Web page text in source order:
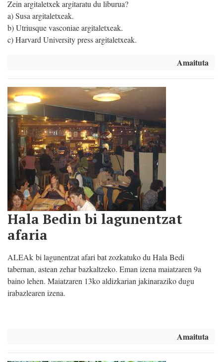
Zein argitaletxek argitaratu du liburua?
a) Susa argitaletxeak.
b) Utriusque vasconiae argitaletxeak.
c) Harvard University press argitaletxeak.
Amaituta
Hala Bedin bi lagunentzat
afaria
ALEAk bi lagunentzatafari bat zozkatuko duHala Bedi
tabernan, astean zehar bazkaltzeko. Eman izenamaiatzaren 9a
baino lehen. Maiatzaren 13ko aldizkarian jakinaraziko dugu
irabazlearen izena.
Amaituta